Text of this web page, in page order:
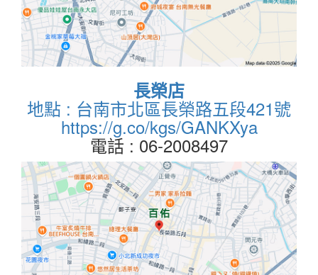
長榮店
地點 : 台南市北區長榮路五段421號
https://g.co/kgs/GANKXya
電話 : 06-2008497